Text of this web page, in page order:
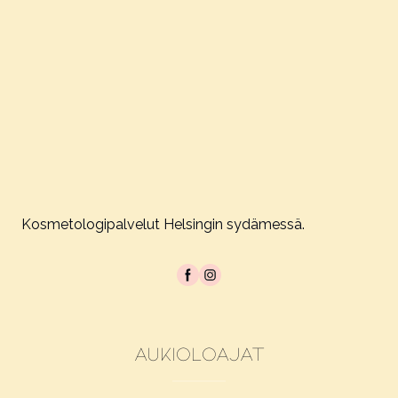
Kosmetologipalvelut Helsingin sydämessä.
Aukioloajat